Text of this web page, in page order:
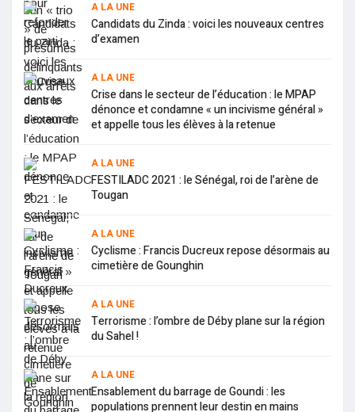
A LA UNE
Candidats du Zinda : voici les nouveaux centres
d’examen
A LA UNE
Crise dans le secteur de l’éducation : le MPAP
dénonce et condamne « un incivisme général »
et appelle tous les élèves à la retenue
A LA UNE
FESTILADC 2021 : le Sénégal, roi de l’arène de
Tougan
A LA UNE
Cyclisme : Francis Ducreux repose désormais au
cimetière de Gounghin
A LA UNE
Terrorisme : l’ombre de Déby plane sur la région
du Sahel !
A LA UNE
Ensablement du barrage de Goundi : les
populations prennent leur destin en mains